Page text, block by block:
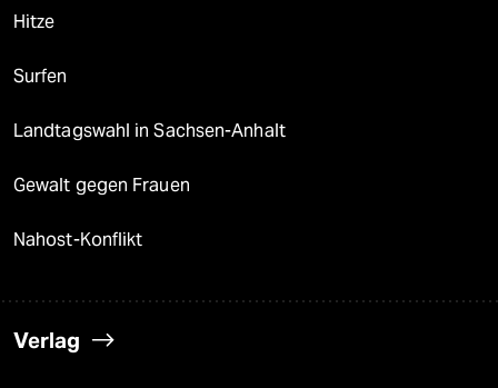
Hitze
Surfen
Landtagswahl in Sachsen-Anhalt
Gewalt gegen Frauen
Nahost-Konflikt
Verlag